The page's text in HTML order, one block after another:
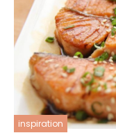
inspiration